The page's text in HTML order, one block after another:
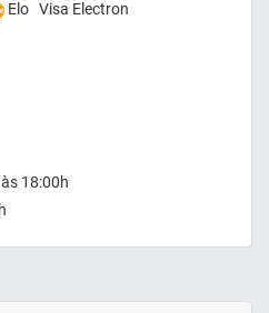
Elo Visa Electron
18:00h